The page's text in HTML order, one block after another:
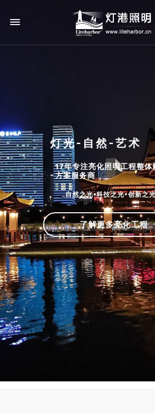
灯光-自然-艺术
17年专注亮化照明工程整体
方案服务商
自然之光•科技之光•创新之
了解更多亮化工程